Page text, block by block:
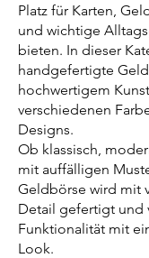
Platz für Karten,
und wichtige
bieten. In dieser
handgefertigte
hochwertigem
verschiedenen
Designs.
Ob klassisch,
mit auffälligen
Geldbörse wird mit
Detail gefertigt und
Funktionalität mit
Look.